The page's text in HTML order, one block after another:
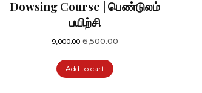
Dowsing Course | பெண்டுலம்
பயிற்சி
9,000.00 Original
was:
₹9,000.00.
6,500.00
Add to cart